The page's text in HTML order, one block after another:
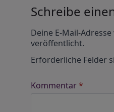
Schreibe
Deine E-Mail-
veröffentlicht.
Erforderliche Felder
Kommentar*